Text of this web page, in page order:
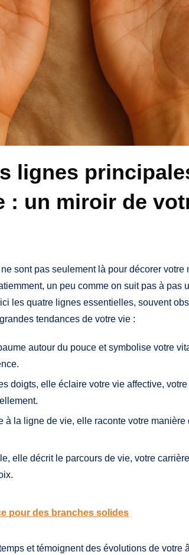
lignes
: un miroir de
sont pas seulement là pour décorer
un peu comme on suit pas à pas
les quatre lignes essentielles, souvent
tendances de votre vie :
autour du pouce et symbolise votre
doigts, elle éclaire votre vie affective,
à la ligne de vie, elle raconte votre manière
elle décrit le parcours de vie, votre
pour des branches solides
et témoignent des évolutions de votre